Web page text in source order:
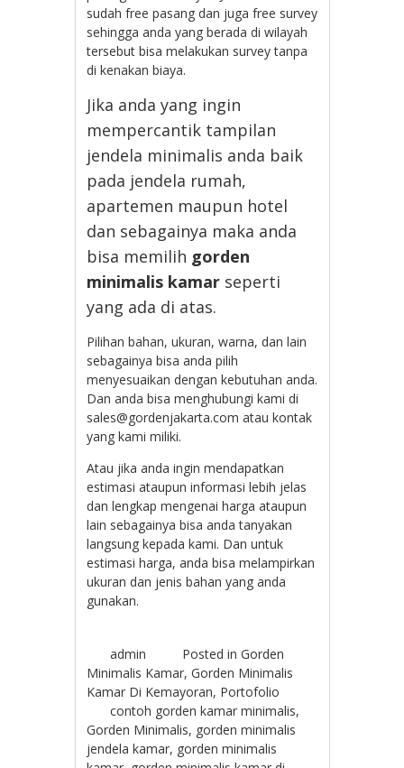
sudah free pasang dan juga free survey
sehingga anda yang berada di wilayah
tersebut bisa melakukan survey tanpa
di kenakan biaya.
Jika anda yang ingin
mempercantik tampilan
jendela minimalis anda baik
pada jendela rumah,
apartemen maupun hotel
dan sebagainya maka anda
bisa memilih gorden
minimalis kamar seperti
yang ada di atas.
Pilihan bahan, ukuran, warna, dan lain
sebagainya bisa anda pilih
menyesuaikan dengan kebutuhan anda.
Dan anda bisa menghubungi kami di
sales@gordenjakarta.com atau kontak
yang kami miliki.
Atau jika anda ingin mendapatkan
estimasi ataupun informasi lebih jelas
dan lengkap mengenai harga ataupun
lain sebagainya bisa anda tanyakan
langsung kepada kami. Dan untuk
estimasi harga, anda bisa melampirkan
ukuran dan jenis bahan yang anda
gunakan.
admin Posted inGorden
Minimalis Kamar,Gorden Minimalis
Kamar Di Kemayoran, Portofolio
contoh gorden kamar minimalis,
Gorden Minimalis, gorden minimalis
jendela kamar, gorden minimalis